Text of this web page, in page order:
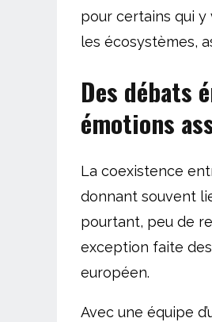
pour certains qui y
les écosystèmes,
Des débats
émotions
La coexistence
donnant souvent
pourtant, peu de
exception faite des
européen.
Avec une équipe